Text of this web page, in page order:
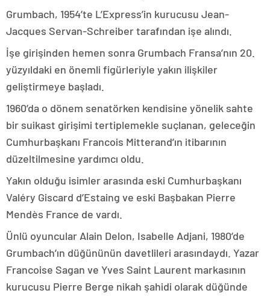
Grumbach, 1954’te L’Express’in kurucusu Jean-
Jacques Servan-Schreiber tarafından işe alındı.
İşe girişinden hemen sonra Grumbach Fransa’nın 20.
yüzyıldaki en önemli figürleriyle yakın ilişkiler
geliştirmeye başladı.
1960’da o dönem senatörken kendisine yönelik sahte
bir suikast girişimi tertiplemekle suçlanan, geleceğin
Cumhurbaşkanı Francois Mitterand’ın itibarının
düzeltilmesine yardımcı oldu.
Yakın olduğu isimler arasında eski Cumhurbaşkanı
Valéry Giscard d’Estaing ve eski Başbakan Pierre
Mendès France de vardı.
Ünlü oyuncular Alain Delon, Isabelle Adjani, 1980’de
Grumbach’ın düğününün davetlileri arasındaydı. Yazar
Francoise Sagan ve Yves Saint Laurent markasının
kurucusu Pierre Berge nikah şahidi olarak düğünde